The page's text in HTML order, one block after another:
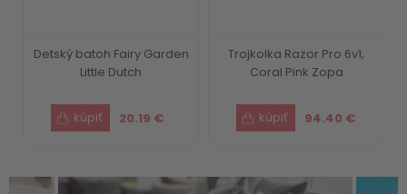
Detský batoh Fairy Garden
Little Dutch
20.19 €
Trojkolka Razor Pro 6v1,
Coral Pink Zopa
94.40 €